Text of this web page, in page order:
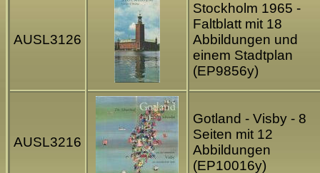
AUSL3126
Stockholm 1965 -
Faltblatt mit 18
Abbildungen und
einem Stadtplan
(EP9856y)
AUSL3216
Gotland - Visby - 8
Seiten mit 12
Abbildungen
(EP10016y)